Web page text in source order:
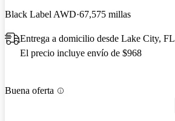
Black Label AWD 67,575 millas
Entrega a domicilio desde Lake City, FL
El precio incluye envío de $968
Buena oferta